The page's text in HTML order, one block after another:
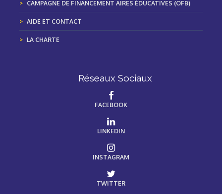
CAMPAGNE DE FINANCEMENT AIRES ÉDUCATIVES (OFB)
AIDE ET CONTACT
LA CHARTE
Réseaux Sociaux
FACEBOOK
LINKEDIN
INSTAGRAM
TWITTER